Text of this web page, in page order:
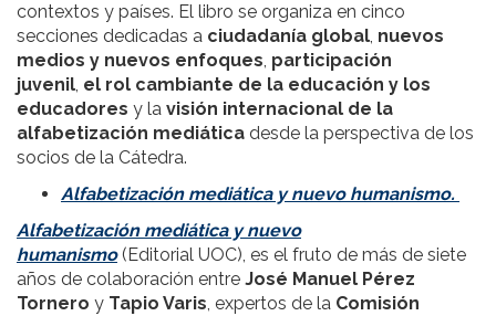
contextos y países. El libro se organiza en cinco
secciones dedicadas a ciudadanía global, nuevos
medios y nuevos enfoques, participación
juvenil, el rol cambiante de la educación y los
educadores y la visión internacional de la
alfabetización mediática desde la perspectiva de los
socios de la Cátedra.
Alfabetización mediática y nuevo humanismo.
Alfabetización mediática y nuevo
humanismo(Editorial UOC), es el fruto de más de siete
años de colaboración entre José Manuel Pérez
Tornero y Tapio Varis, expertos de la Comisión